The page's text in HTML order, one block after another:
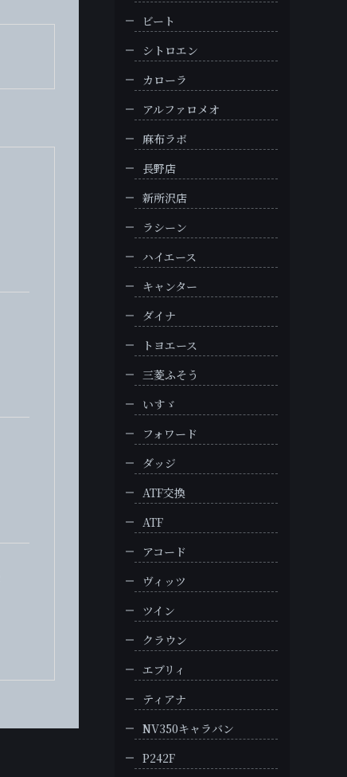
ビート
シトロエン
カローラ
アルファロメオ
麻布ラボ
長野店
新所沢店
ラシーン
ハイエース
キャンター
ダイナ
トヨエース
三菱ふそう
いすゞ
フォワード
ダッジ
ATF交換
ATF
アコード
ヴィッツ
ツイン
クラウン
エブリィ
ティアナ
NV350キャラバン
P242F